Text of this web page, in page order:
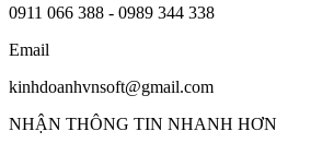
0911 066 388 - 0989 344 338
Email
kinhdoanhvnsoft@gmail.com
NHẬN THÔNG TIN NHANH HƠN